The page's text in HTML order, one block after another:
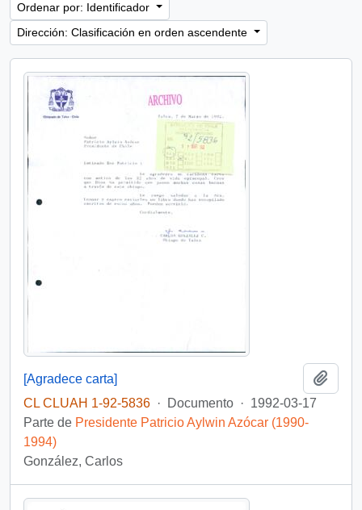
Ordenar por: Identificador
Dirección: Clasificación en orden ascendente
[Agradece carta]
CL CLUAH 1-92-5836 · Documento · 1992-03-17
Parte de Presidente Patricio Aylwin Azócar (1990-
1994)
González, Carlos